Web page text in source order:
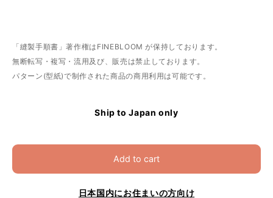
「縫製手順書」著作権はFINEBLOOM が保持しております。
無断転写・複写・流用及び、販売は禁止しております。
パターン(型紙)で制作された商品の商用利用は可能です。
Ship to Japan only
Add to cart
日本国内にお住まいの方向け